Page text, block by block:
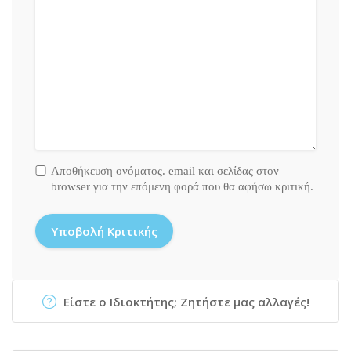
Αποθήκευση ονόματος. email και σελίδας στον
browser για την επόμενη φορά που θα αφήσω κριτική.
Είστε ο Ιδιοκτήτης; Ζητήστε μας αλλαγές!